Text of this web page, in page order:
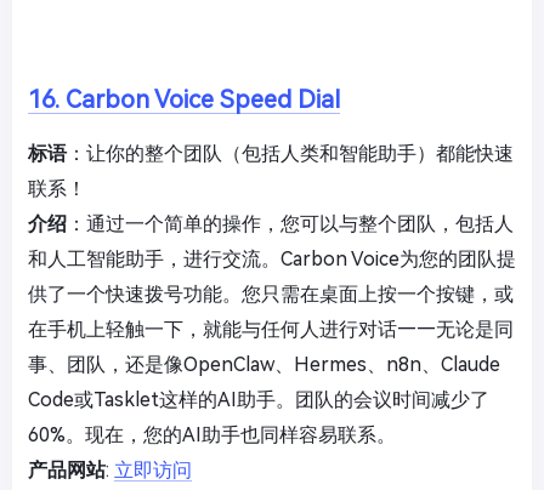
16. Carbon Voice Speed Dial
标语：让你的整个团队（包括人类和智能助手）都能快速
联系！
介绍 ：通过一个简单的操作，您可以与整个团队，包括人
和人工智能助手，进行交流。Carbon Voice为您的团队提
供了一个快速拨号功能。您只需在桌面上按一个按键，或
在手机上轻触一下，就能与任何人进行对话——无论是同
事、团队，还是像OpenClaw、Hermes、n8n、Claude
Code或Tasklet这样的AI助手。团队的会议时间减少了
60%。现在，您的AI助手也同样容易联系。
产品网站: 立即访问